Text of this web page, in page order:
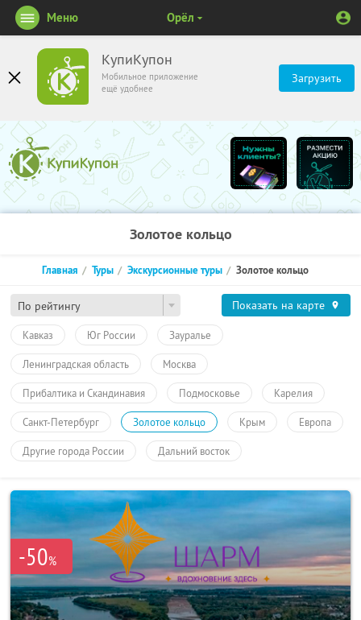
КупиКупон
Мобильное приложение
ещё удобнее
Загрузить
Меню Орёл
Золотое кольцо
По рейтингу
Главная Туры Экскурсионные туры Золотое кольцо
Показать на карте
Кавказ Юг России Зауралье
Ленинградская область Москва
Прибалтика и Скандинавия Подмосковье Карелия
Санкт-Петербург Золотое кольцо Крым Европа
Другие города России Дальний восток
-50%